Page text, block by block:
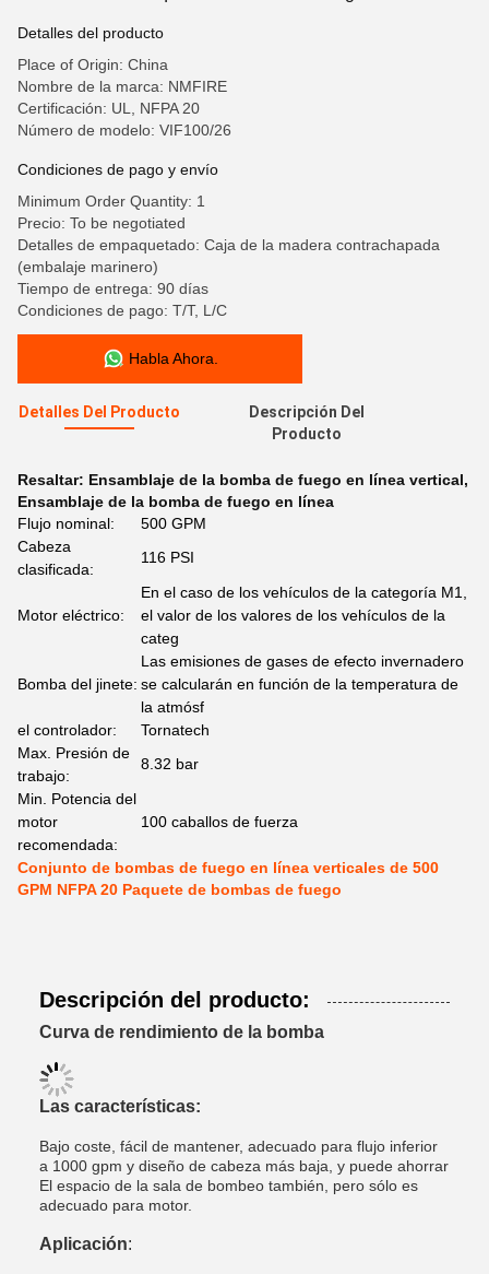
Detalles del producto
Place of Origin: China
Nombre de la marca: NMFIRE
Certificación: UL, NFPA 20
Número de modelo: VIF100/26
Condiciones de pago y envío
Minimum Order Quantity: 1
Precio: To be negotiated
Detalles de empaquetado: Caja de la madera contrachapada
(embalaje marinero)
Tiempo de entrega: 90 días
Condiciones de pago: T/T, L/C
Habla Ahora.
Detalles Del Producto
Descripción Del
Producto
Resaltar: Ensamblaje de la bomba de fuego en línea vertical,
Ensamblaje de la bomba de fuego en línea
Flujo nominal:
500 GPM
Cabeza
clasificada:
116 PSI
Motor eléctrico:
En el caso de los vehículos de la categoría M1,
el valor de los valores de los vehículos de la
categ
Bomba del jinete:
Las emisiones de gases de efecto invernadero
se calcularán en función de la temperatura de
la atmósf
el controlador:
Tornatech
Max. Presión de
trabajo:
8.32 bar
Min. Potencia del
motor
recomendada:
100 caballos de fuerza
Conjunto de bombas de fuego en línea verticales de 500
GPM NFPA 20 Paquete de bombas de fuego
Descripción del producto:
Curva de rendimiento de la bomba
Las características:
Bajo coste, fácil de mantener, adecuado para flujo inferior
a 1000 gpm y diseño de cabeza más baja, y puede ahorrar
El espacio de la sala de bombeo también, pero sólo es
adecuado para motor.
Aplicación: